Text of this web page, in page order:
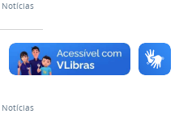
Notícias
Notícias